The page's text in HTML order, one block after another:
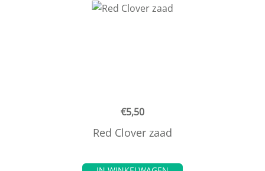
€5,50
Red Clover zaad